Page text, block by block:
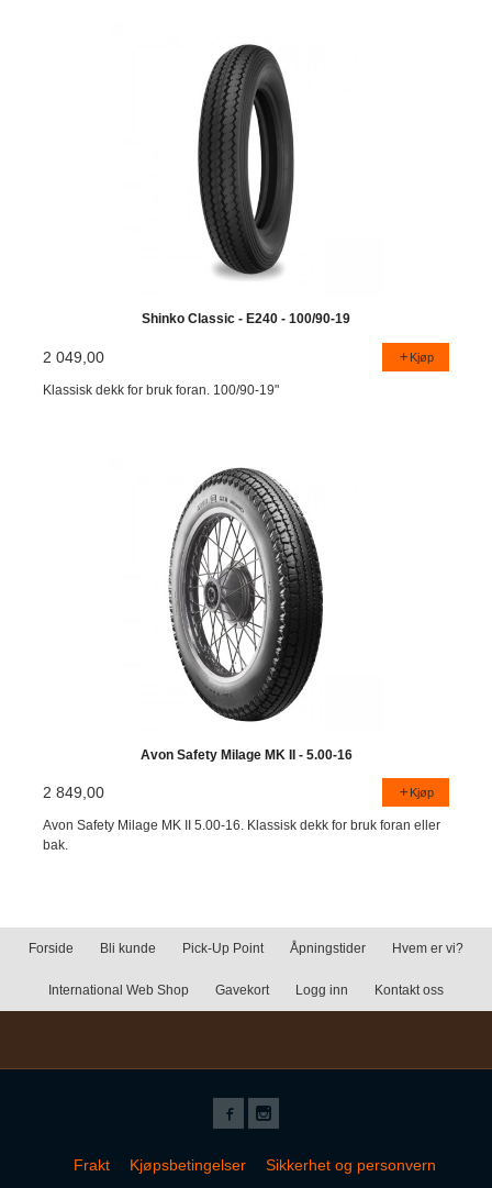
Shinko Classic - E240 - 100/90-19
2 049,00 Kjøp
Klassisk dekk for bruk foran. 100/90-19"
Avon Safety Milage MK II - 5.00-16
2 849,00 Kjøp
Avon Safety Milage MK II 5.00-16. Klassisk dekk for bruk foran eller
bak.
Forside Bli kunde Pick-Up Point Åpningstider Hvem er vi?
International Web Shop Gavekort Logg inn Kontakt oss
Frakt Kjøpsbetingelser Sikkerhet og personvern